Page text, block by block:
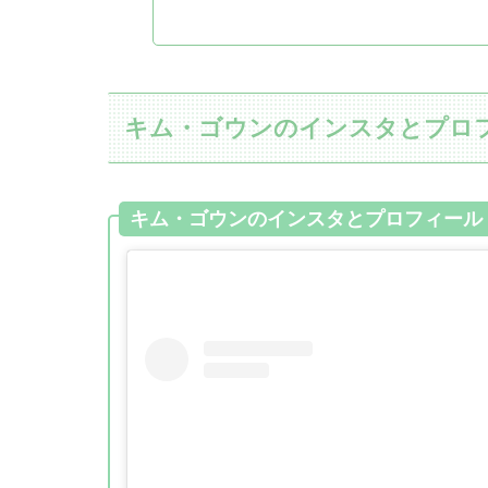
キム・ゴウンのインスタとプロ
キム・ゴウンのインスタとプロフィール